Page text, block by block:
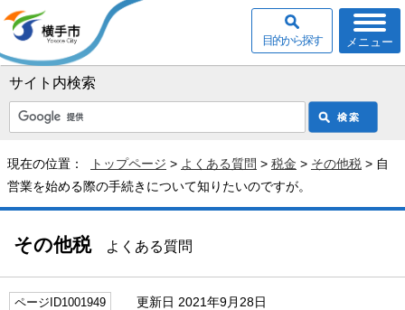
サイト内検索
メニュー
目的から探す
現在の位置： トップページ > よくある質問 > 税金 > その他税 > 自
営業を始める際の手続きについて知りたいのですが。
その他税よくある質問
ページID1001949 更新日 2021年9月28日